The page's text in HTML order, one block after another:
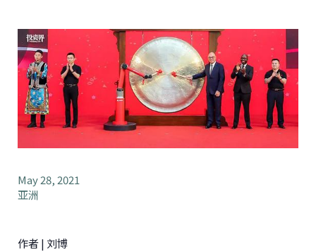
May 28, 2021
亚洲
作者 | 刘博